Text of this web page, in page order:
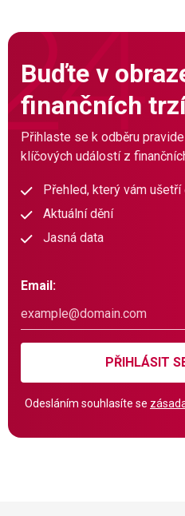
Buďte v
finančních
Přihlaste se k odběru
klíčových událostí z
Přehled, který vám ušetří
Aktuální dění
Jasná data
Email:
PŘIHLÁSIT
Odesláním souhlasíte se